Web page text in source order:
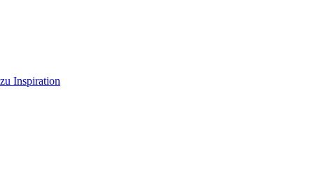
Inspiration